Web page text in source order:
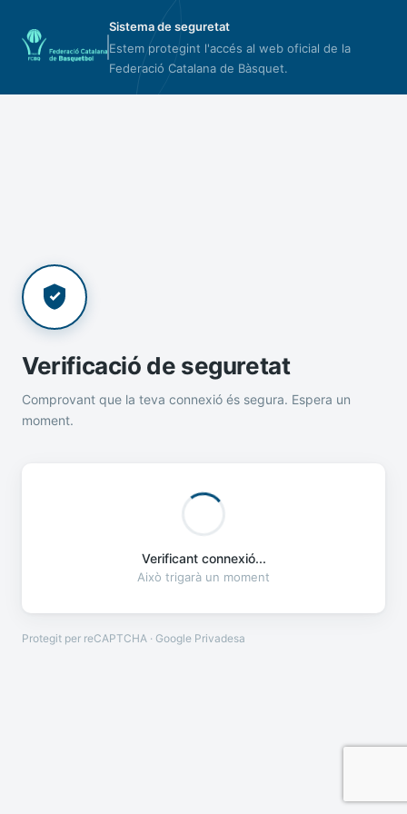
Sistema de seguretat
Estem protegint l'accés al web oficial de la
Federació Catalana de Bàsquet.
Verificació de seguretat
Comprovant que la teva connexió és segura. Espera un
moment.
Verificant connexió...
Això trigarà un moment
Protegit per reCAPTCHA · Google Privadesa